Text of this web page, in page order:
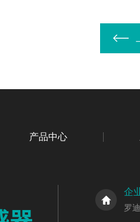
产品中心
企
罗